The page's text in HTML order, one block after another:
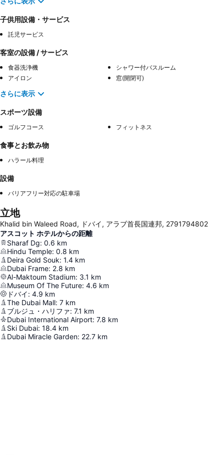
子供用設備・サービス
託児サービス
客室の設備 / サービス
食器洗浄機
シャワー付バスルーム
アイロン
窓(開閉可)
さらに表示
スポーツ設備
ゴルフコース フィットネス
食事とお飲み物
ハラール料理
設備
バリアフリー対応の駐車場
立地
Khalid bin Waleed Road, ドバイ, アラブ首長国連邦, 2791794802
アスコット ホテルからの距離
Sharaf Dg: 0.6 km
Hindu Temple: 0.8 km
Deira Gold Souk: 1.4 km
Dubai Frame: 2.8 km
Al-Maktoum Stadium: 3.1 km
Museum Of The Future: 4.6 km
ドバイ: 4.9 km
The Dubai Mall: 7 km
ブルジュ・ハリファ: 7.1 km
Dubai International Airport: 7.8 km
Ski Dubai: 18.4 km
Dubai Miracle Garden: 22.7 km